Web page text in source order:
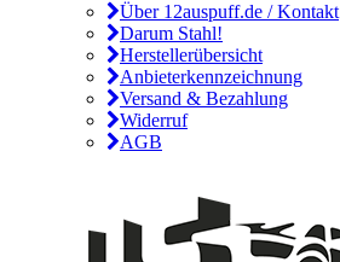
Über 12auspuff.de / Kontakt
Darum Stahl!
Herstellerübersicht
Anbieterkennzeichnung
Versand & Bezahlung
Widerruf
AGB